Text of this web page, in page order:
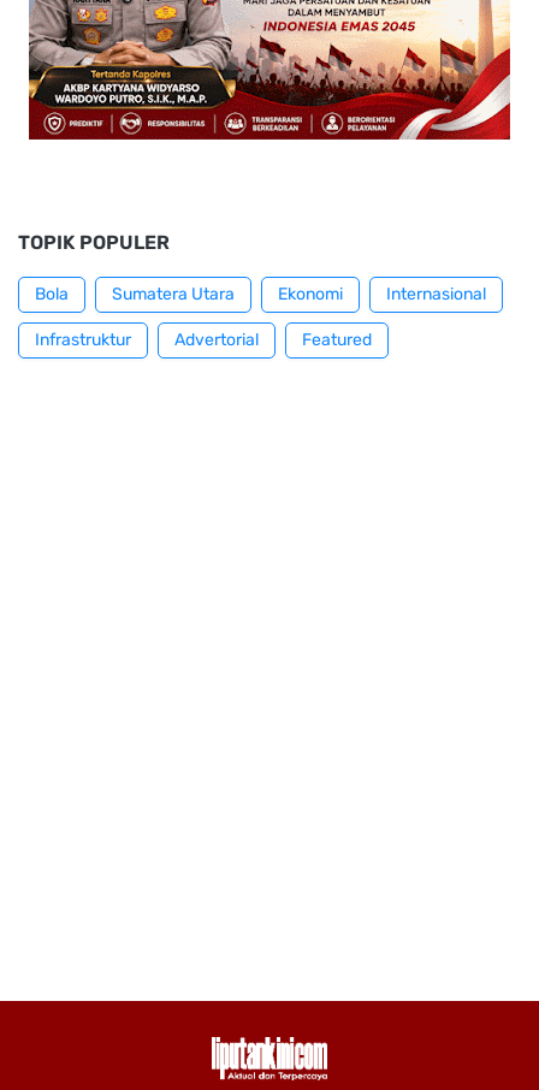
TOPIK POPULER
Bola Sumatera Utara Ekonomi Internasional
Infrastruktur Advertorial Featured